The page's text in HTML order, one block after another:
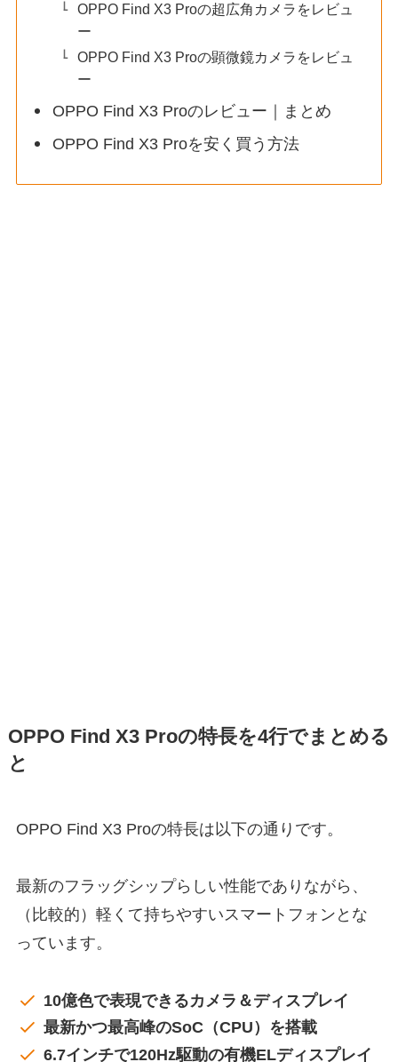
OPPO Find X3 Proの超広角カメラをレビュ
ー
OPPO Find X3 Proの顕微鏡カメラをレビュ
ー
OPPO Find X3 Proのレビュー｜まとめ
OPPO Find X3 Proを安く買う方法
OPPO Find X3 Proの特長を4行でまとめる
と
OPPO Find X3 Proの特長は以下の通りです。
最新のフラッグシップらしい性能でありながら、
（比較的）軽くて持ちやすいスマートフォンとな
っています。
10億色で表現できるカメラ＆ディスプレイ
最新かつ最高峰のSoC（CPU）を搭載
6.7インチで120Hz駆動の有機ELディスプレイ